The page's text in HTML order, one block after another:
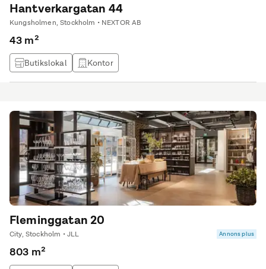
Hantverkargatan 44
Kungsholmen, Stockholm • NEXTOR AB
43 m²
Butikslokal Kontor
Fleminggatan 20
City, Stockholm • JLL Annons plus
803 m²